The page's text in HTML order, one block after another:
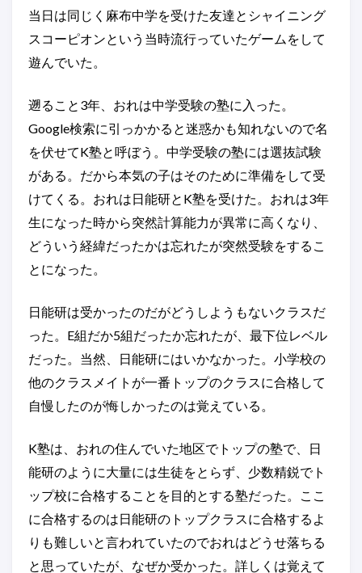
当日は同じく麻布中学を受けた友達とシャイニング
スコーピオンという当時流行っていたゲームをして
遊んでいた。
遡ること3年、おれは中学受験の塾に入った。
Google検索に引っかかると迷惑かも知れないので名
を伏せてK塾と呼ぼう。中学受験の塾には選抜試験
がある。だから本気の子はそのために準備をして受
けてくる。おれは日能研とK塾を受けた。おれは3年
生になった時から突然計算能力が異常に高くなり、
どういう経緯だったかは忘れたが突然受験をするこ
とになった。
日能研は受かったのだがどうしようもないクラスだ
った。E組だか5組だったか忘れたが、最下位レベル
だった。当然、日能研にはいかなかった。小学校の
他のクラスメイトが一番トップのクラスに合格して
自慢したのが悔しかったのは覚えている。
K塾は、おれの住んでいた地区でトップの塾で、日
能研のように大量には生徒をとらず、少数精鋭でト
ップ校に合格することを目的とする塾だった。ここ
に合格するのは日能研のトップクラスに合格するよ
りも難しいと言われていたのでおれはどうせ落ちる
と思っていたが、なぜか受かった。詳しくは覚えて